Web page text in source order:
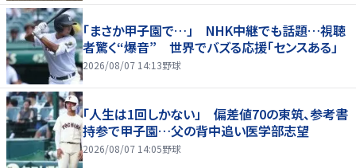
「まさか甲子園で…」 NHK中継でも話題…視聴
者驚く“爆音” 世界でバズる応援「センスある」
2026/08/07 14:13野球
「人生は1回しかない」 偏差値70の東筑、参考書
持参で甲子園…父の背中追い医学部志望
2026/08/07 14:05野球